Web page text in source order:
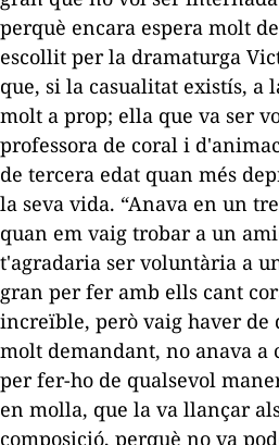
perquè encara espera molt
escollit per la dramaturga
que, si la casualitat existís, a
molt a prop; ella que va ser
professora de coral i
de tercera edat quan més
la seva vida. “Anava en un
quan em vaig trobar a un
t'agradaria ser voluntària a
gran per fer amb ells cant
increïble, però vaig haver de
molt demandant, no anava a
per fer-ho de qualsevol
en molla, que la va llançar
composició, perquè no va